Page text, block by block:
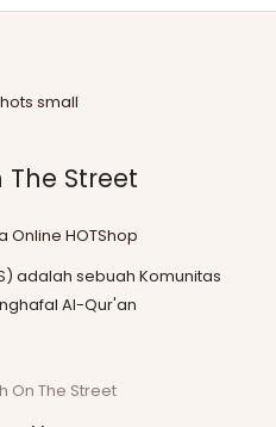
The Street
Online HOTShop
adalah sebuah Komunitas
Al-Qur'an
On The Street